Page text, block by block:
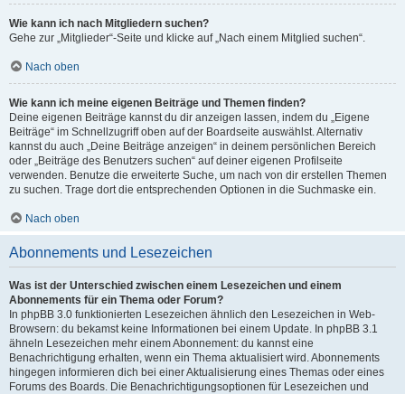
Wie kann ich nach Mitgliedern suchen?
Gehe zur „Mitglieder“-Seite und klicke auf „Nach einem Mitglied suchen“.
Nach oben
Wie kann ich meine eigenen Beiträge und Themen finden?
Deine eigenen Beiträge kannst du dir anzeigen lassen, indem du „Eigene
Beiträge“ im Schnellzugriff oben auf der Boardseite auswählst. Alternativ
kannst du auch „Deine Beiträge anzeigen“ in deinem persönlichen Bereich
oder „Beiträge des Benutzers suchen“ auf deiner eigenen Profilseite
verwenden. Benutze die erweiterte Suche, um nach von dir erstellen Themen
zu suchen. Trage dort die entsprechenden Optionen in die Suchmaske ein.
Nach oben
Abonnements und Lesezeichen
Was ist der Unterschied zwischen einem Lesezeichen und einem
Abonnements für ein Thema oder Forum?
In phpBB 3.0 funktionierten Lesezeichen ähnlich den Lesezeichen in Web-
Browsern: du bekamst keine Informationen bei einem Update. In phpBB 3.1
ähneln Lesezeichen mehr einem Abonnement: du kannst eine
Benachrichtigung erhalten, wenn ein Thema aktualisiert wird. Abonnements
hingegen informieren dich bei einer Aktualisierung eines Themas oder eines
Forums des Boards. Die Benachrichtigungsoptionen für Lesezeichen und